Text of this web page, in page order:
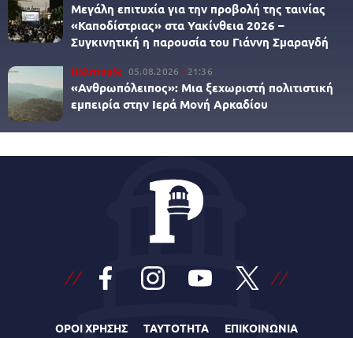
Μεγάλη επιτυχία για την προβολή της ταινίας
«Καποδίστριας» στα Υακίνθεια 2026 –
Συγκινητική η παρουσία του Γιάννη Σμαραγδή
Πολιτισμός 05.08.2026 21:36
«Ανθρωπόλειπος»: Μια ξεχωριστή πολιτιστική
εμπειρία στην Ιερά Μονή Αρκαδίου
ΟΡΟΙ ΧΡΗΣΗΣ ΤΑΥΤΟΤΗΤΑ ΕΠΙΚΟΙΝΩΝΙΑ